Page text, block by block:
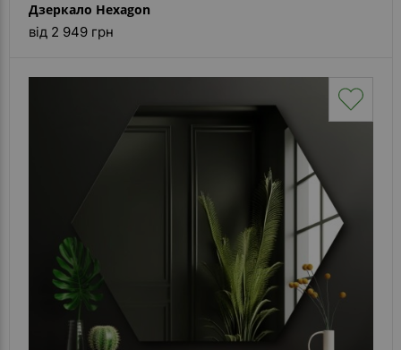
Дзеркало Hexagon
від 2 949 грн